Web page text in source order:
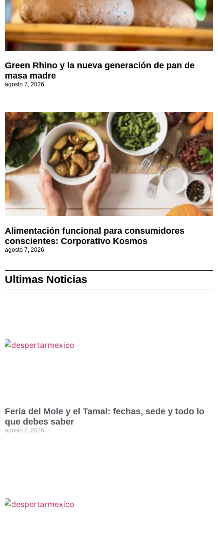
Green Rhino y la nueva generación de pan de
masa madre
agosto 7, 2026
Alimentación funcional para consumidores
conscientes: Corporativo Kosmos
agosto 7, 2026
Ultimas Noticias
Feria del Mole y el Tamal: fechas, sede y todo lo
que debes saber
agosto 8, 2026